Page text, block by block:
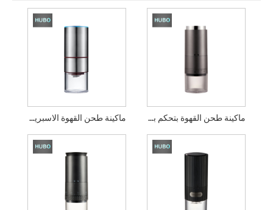
ماكينة طحن القهوة الاسبريسو ماكينة طحن القهوة بتحكم باللمس